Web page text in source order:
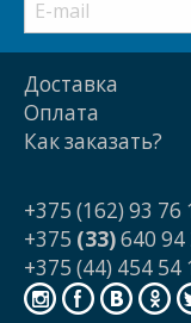
Доставка
Оплата
Как заказать?
+375 (162) 93 76
+375 (33)640 94
+375 (44) 454 54